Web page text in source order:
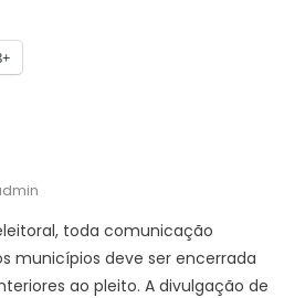
toda comunicação
municípios deve ser encerrada
ao pleito. A divulgação de